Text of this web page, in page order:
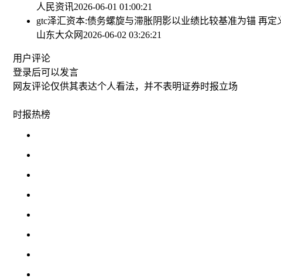
人民资讯2026-06-01 01:00:21
gtc泽汇资本:债务螺旋与滞胀阴影以业绩比较基准为锚 再定
山东大众网 2026-06-02 03:26:21
用户评论
登录后可以发言
网友评论仅供其表达个人看法，并不表明证券时报立场
时报热榜